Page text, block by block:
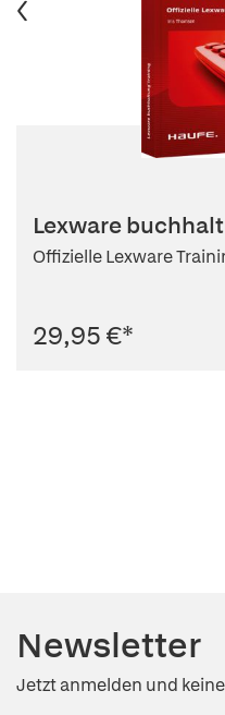
Lexware
Offizielle Lexware
29,95 €*
Newsletter
Jetzt anmelden und